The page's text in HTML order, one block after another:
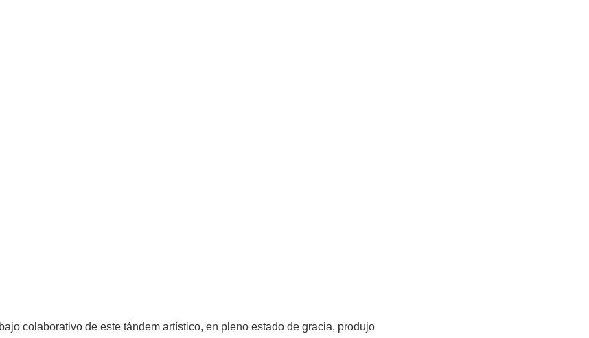
colaborativo de este tándem artístico, en pleno estado de gracia, produjo